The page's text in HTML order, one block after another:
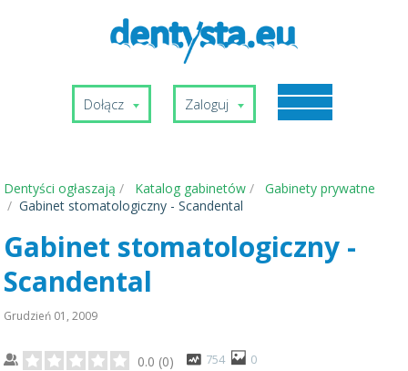
Dołącz Zaloguj
Dentyści ogłaszają Katalog gabinetów
Gabinety prywatne
Gabinet stomatologiczny - Scandental
Gabinet stomatologiczny -
Scandental
Grudzień 01, 2009
0.0 (0) 754 0